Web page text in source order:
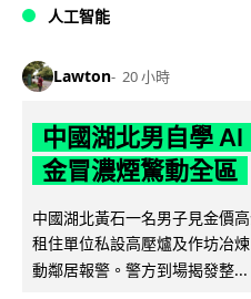
人工智能
Lawton 20 小時
中國湖北男自學
金冒濃煙驚動全區
中國湖北黃石一名男子見金價
租住單位私設高壓爐及作坊冶
動鄰居報警。警方到場揭發整...